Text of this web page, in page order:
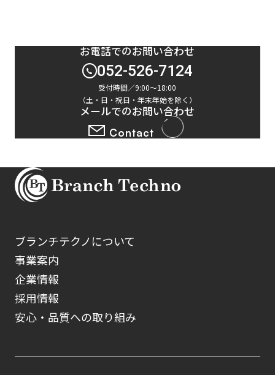
お電話でのお問い合わせ
052-526-7124
受付時間／9:00～18:00
（土・日・祝日・年末年始を除く）
メールでのお問い合わせ
Contact
ブランチテクノについて
事業案内
企業情報
採用情報
安心・品質への取り組み